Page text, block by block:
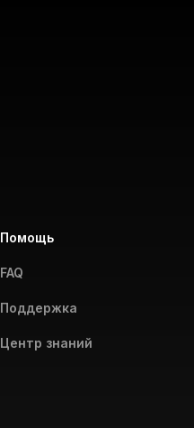
Помощь
FAQ
Поддержка
Центр знаний